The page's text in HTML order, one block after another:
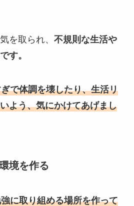
を取られ、 不規則な生活や
す。
で体調を壊したり、生活リ
よう、気にかけてあげまし
境を作る
に取り組める場所を作って